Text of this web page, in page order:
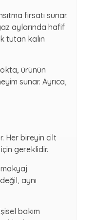
fırsatı sunar.
aylarında hafif
tutan kalın
ürünün
sunar. Ayrıca,
Her bireyin cilt
gereklidir.
aynı
bakım